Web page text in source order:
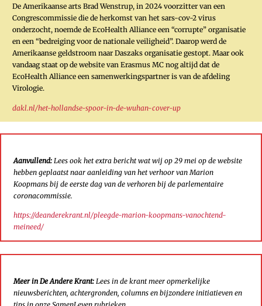
De Amerikaanse arts Brad Wenstrup, in 2024 voorzitter van een
Congrescommissie die de herkomst van het sars-cov-2 virus
onderzocht, noemde de EcoHealth Alliance een “corrupte” organisatie
en een “bedreiging voor de nationale veiligheid”. Daarop werd de
Amerikaanse geldstroom naar Daszaks organisatie gestopt. Maar ook
vandaag staat op de website van Erasmus MC nog altijd dat de
EcoHealth Alliance een samenwerkingspartner is van de afdeling
Virologie.
dakl.nl/het-hollandse-spoor-in-de-wuhan-cover-up
Aanvullend: Lees ook het extra bericht wat wij op 29 mei op de website
hebben geplaatst naar aanleiding van het verhoor van Marion
Koopmans bij de eerste dag van de verhoren bij de parlementaire
coronacommissie.
https://deanderekrant.nl/pleegde-marion-koopmans-vanochtend-
meineed/
Meer in De Andere Krant: Lees in de krant meer opmerkelijke
nieuwsberichten, achtergronden, columns en bijzondere initiatieven en